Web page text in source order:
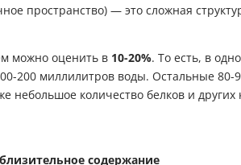
пространство) — это сложная
можно оценить в 10-20%. То есть, в
200 миллилитров воды. Остальные 80-
небольшое количество белков и других
содержание